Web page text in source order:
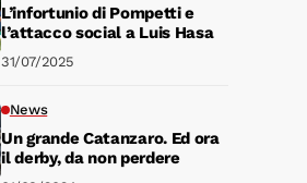
L’infortunio di Pompetti e
l’attacco social a Luis Hasa
31/07/2025
News
Un grande Catanzaro. Ed ora
il derby, da non perdere